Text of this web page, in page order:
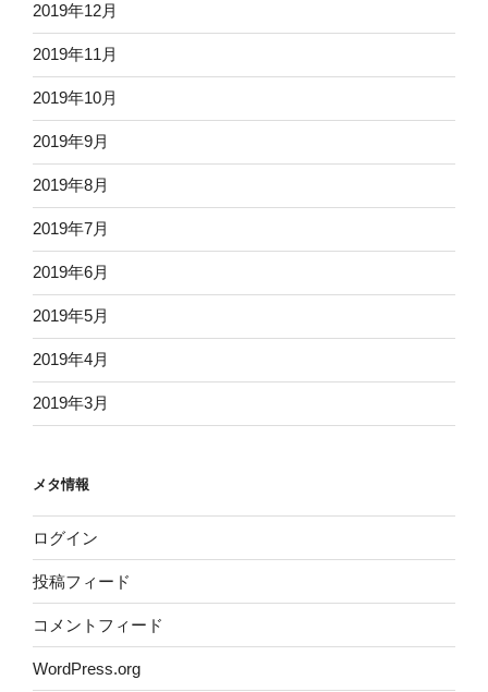
2019年12月
2019年11月
2019年10月
2019年9月
2019年8月
2019年7月
2019年6月
2019年5月
2019年4月
2019年3月
メタ情報
ログイン
投稿フィード
コメントフィード
WordPress.org